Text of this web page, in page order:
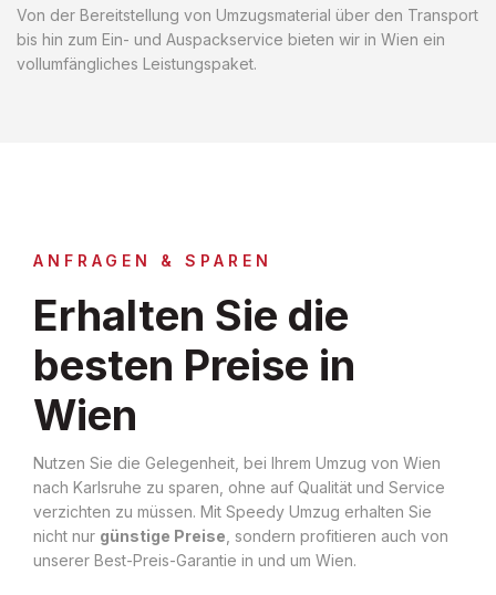
Von der Bereitstellung von Umzugsmaterial über den Transport
bis hin zum Ein- und Auspackservice bieten wir in Wien ein
vollumfängliches Leistungspaket.
ANFRAGEN & SPAREN
Erhalten Sie die
besten Preise in
Wien
Nutzen Sie die Gelegenheit, bei Ihrem Umzug von Wien
nach Karlsruhe zu sparen, ohne auf Qualität und Service
verzichten zu müssen. Mit Speedy Umzug erhalten Sie
nicht nur günstige Preise , sondern profitieren auch von
unserer Best-Preis-Garantie in und um Wien.